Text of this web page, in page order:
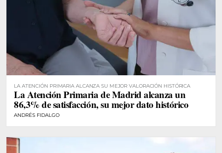
LA ATENCIÓN PRIMARIA ALCANZA SU MEJOR VALORACIÓN HISTÓRICA
La Atención Primaria de Madrid alcanza un
86,3% de satisfacción, su mejor dato histórico
ANDRÉS FIDALGO